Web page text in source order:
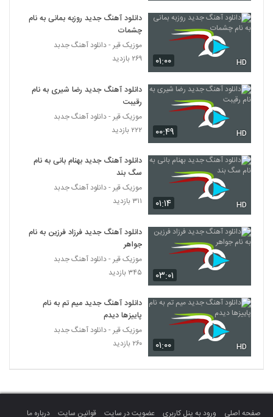
5296
۲۴۱ بازدید
5297
بهزاد صادقی آهنگ عاشقی
۲۲۵ بازدید
دانلود آهنگ تو از مهدی آریا
5299
Daroghe Yara)
5300
دانلود آهنگ علاقه ی محض از فرزاد کشاورز
۲۵۸ بازدید
محمد حبیب آهنگ داره از پیشم میره
5302
دانلود آهنگ قلبت از امین رفیعی
۲۶۸ بازدید
دانلود آهنگ دلبری کن از فرکام بند
۳۰۳ بازدید
5304
دانلود آهنگ رامین حضرتی کاش نمیدیدمش
Nemididamesh)
۰۱:۰۰ HD
دانلود آهنگ جدید روزبه بمانی به نام
چشمات
موزیک قیر - دانلود آهنگ جدبد
۲۶۹ بازدید
۰۰:۴۹ HD
دانلود آهنگ جدید رضا شیری به نام
رقیبت
موزیک قیر - دانلود آهنگ جدبد
۲۲۲ بازدید
۰۱:۱۴ HD
دانلود آهنگ جدید بهنام بانی به نام
سگ بند
موزیک قیر - دانلود آهنگ جدبد
۳۱۱ بازدید
۰۳:۰۱
دانلود آهنگ جدید فرزاد فرزین به نام
جواهر
موزیک قیر - دانلود آهنگ جدبد
۳۴۵ بازدید
۰۱:۰۰ HD
دانلود آهنگ جدید میم تم به نام
پاییزها دیدم
موزیک قیر - دانلود آهنگ جدبد
۲۶۰ بازدید
صفحه اصلی ورود به پنل کاربری عضویت در سایت قوانین سایت درباره ما